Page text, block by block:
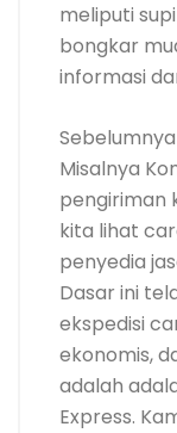
meliputi
bongkar
informasi
Misalnya
pengiriman
kita lihat
penyedia
Dasar ini
ekspedisi
ekonomis,
adalah
Express.